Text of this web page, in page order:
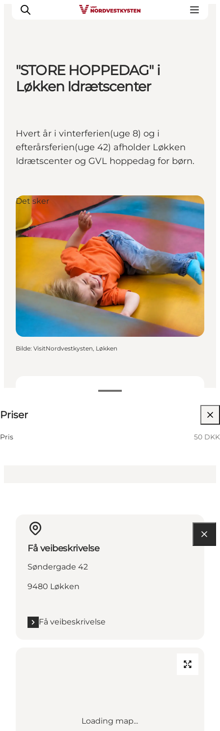
Byer og steder
Planlegg ferien
"STORE HOPPEDAG" i
Løkken Idrætscenter
Hvert år i vinterferien(uge 8) og i
efterårsferien(uge 42) afholder Løkken
Idrætscenter og GVL hoppedag for børn.
Priser
Pris 50 DKK
Det sker
Bilde: VisitNordvestkysten, Løkken
Få veibeskrivelse
Søndergade 42
9480 Løkken
Få veibeskrivelse
Loading map...